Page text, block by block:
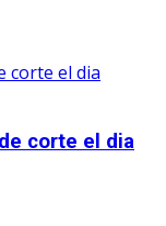
de corte el dia